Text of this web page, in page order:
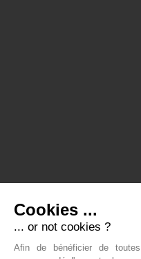
Cookies ...
... or not cookies ?
Afin de bénéficier de